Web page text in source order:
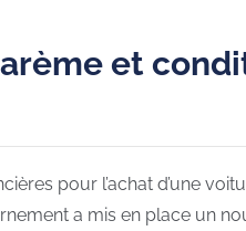
et
pour l’achat d’une
a mis en place un